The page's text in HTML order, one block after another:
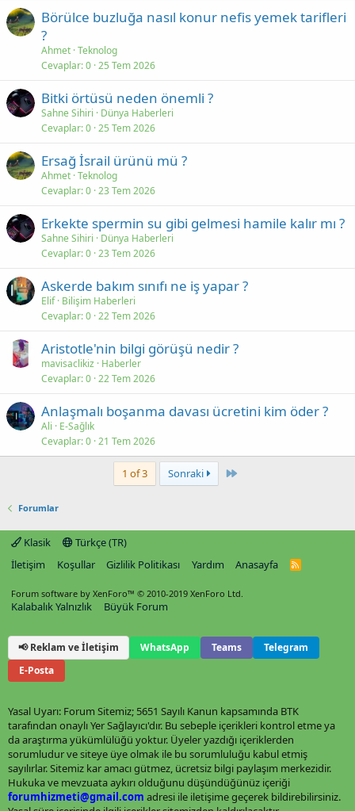
Börülce buzluğa nasıl konur nefis yemek tarifleri
?
Ahmet Teknolog
Cevaplar 0 25 Tem 2026
Bitki örtüsü neden önemli ?
Sahne Sihiri
Dünya Haberleri
Cevaplar 0 25 Tem 2026
Ersağ İsrail ürünü mü ?
Ahmet Teknolog
Cevaplar 0 23 Tem 2026
Erkekte spermin su gibi gelmesi hamile kalır mı ?
Sahne Sihiri
Dünya Haberleri
Cevaplar 0 23 Tem 2026
Askerde bakım sınıfı ne iş yapar ?
Elif Bilişim Haberleri
Cevaplar 0 22 Tem 2026
Aristotle'nin bilgi görüşü nedir ?
mavisaclikiz Haberler
Cevaplar 0 22 Tem 2026
Anlaşmalı boşanma davası ücretini kim öder ?
Ali
E-Sağlık
Cevaplar 0 21 Tem 2026
1 of 3 Sonraki Last
Forumlar
Klasik
Türkçe (TR)
İletişim
Koşullar Gizlilik Politikası Yardım Anasayfa
R
Forum software by XenForo™ © 2010-2019 XenForo Ltd.
Kalabalık Yalnızlık Büyük Forum
📢 Reklam ve İletişim WhatsApp Teams
Telegram
E-Posta
Yasal Uyarı: Forum Sitemiz; 5651 Sayılı Kanun kapsamında BTK
tarafından onaylı Yer Sağlayıcı'dır. Bu sebeple içerikleri kontrol etme ya
da araştırma yükümlülüğü yoktur. Üyeler yazdığı içeriklerden
sorumludur ve siteye üye olmak ile bu sorumluluğu kabul etmiş
sayılırlar. Sitemiz kar amacı gütmez, ücretsiz bilgi paylaşım merkezidir.
Hukuka ve mevzuata aykırı olduğunu düşündüğünüz içeriği
forumhizmeti@gmail.com adresi ile iletişime geçerek bildirebilirsiniz.